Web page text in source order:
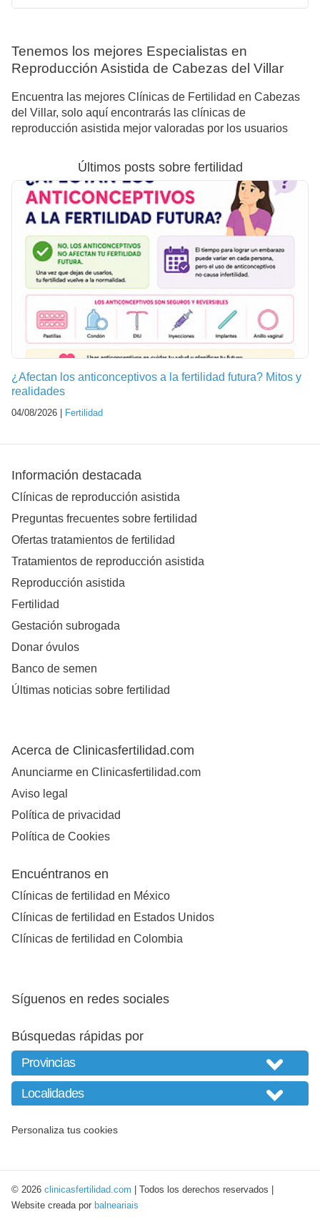
Tenemos los mejores Especialistas en
Reproducción Asistida de Cabezas del Villar
Encuentra las mejores Clínicas de Fertilidad en Cabezas
del Villar, solo aquí encontrarás las clínicas de
reproducción asistida mejor valoradas por los usuarios
Últimos posts sobre fertilidad
¿Afectan los anticonceptivos a la fertilidad futura? Mitos y
realidades
04/08/2026 | Fertilidad
Información destacada
Clínicas de reproducción asistida
Preguntas frecuentes sobre fertilidad
Ofertas tratamientos de fertilidad
Tratamientos de reproducción asistida
Reproducción asistida
Fertilidad
Gestación subrogada
Donar óvulos
Banco de semen
Últimas noticias sobre fertilidad
Acerca de Clinicasfertilidad.com
Anunciarme en Clinicasfertilidad.com
Aviso legal
Política de privacidad
Política de Cookies
Encuéntranos en
Clínicas de fertilidad en México
Clínicas de fertilidad en Estados Unidos
Clínicas de fertilidad en Colombia
Síguenos en redes sociales
Búsquedas rápidas por
Personaliza tus cookies
© 2026 clinicasfertilidad.com | Todos los derechos reservados |
Website creada por balneariais